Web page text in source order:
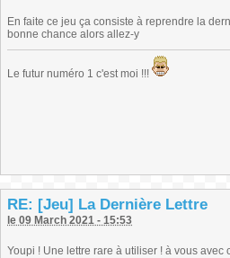
En faite ce jeu ça consiste à reprendre la
bonne chance alors allez-y
Le futur numéro 1 c'est moi !!!
RE: [Jeu] La Dernière Lettre
le 09 March 2021 - 15:53
Youpi ! Une lettre rare à utiliser ! à vous avec